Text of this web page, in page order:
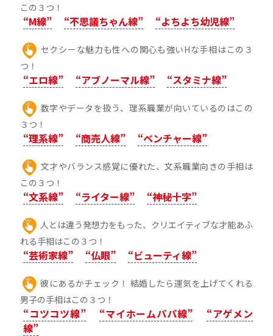
この３つ！
“M線” “不思議ちゃん線” “よちよち幼児線”
セクシーな魅力も性への関心も強いHな手相はこの３
つ！
“エロ線” “アブノーマル線” “スタミナ線”
数字やデータを扱う、理系職業が向いているのはこの
３つ！
“理系線” “商売人線” “ベンチャー線”
文才やバランス感覚に優れた、文系職業向きの手相は
この３つ！
“文系線” “ライター線” “神秘十字”
人とは違う発想力をもった、クリエイティブな才能あふ
れる手相はこの３つ！
“芸術家線” “仏眼” “ビューティ線”
彼にあるかチェック！ 結婚したら運気を上げてくれる
男子の手相はこの３つ！
“コツコツ線” “マイホームパパ線”
“アゲメン
線”